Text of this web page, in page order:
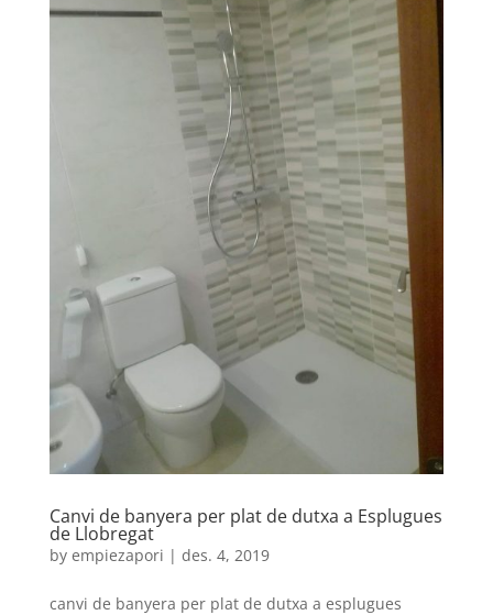
Canvi de banyera per plat de dutxa a Esplugues
de Llobregat
by empiezapori | des. 4, 2019
canvi de banyera per plat de dutxa a esplugues